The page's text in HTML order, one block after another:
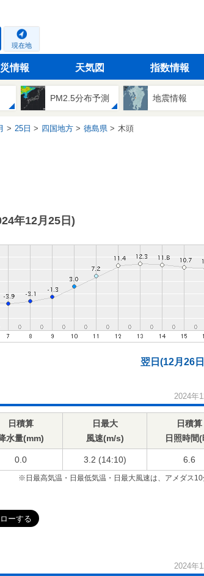
現在地
情報 天気図 指数情報
PM2.5分布予測 地震情報
25日 四国地方 徳島県 木頭
年12月25日)
翌日(12月26
2024年
日積算
水量(mm)
日最大
風速(m/s)
日積算
日照時間(
0.0 3.2 (14:10) 6.6
※日最高気温・日最低気温・日最大風速は、アメダス
2024年